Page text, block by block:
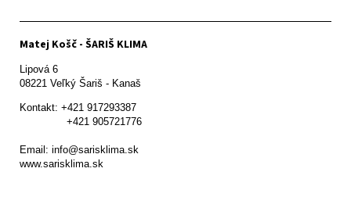
Matej Košč - ŠARIŠ KLIMA
Lipová 6
08221 Veľký Šariš - Kanaš
Kontakt: +421 917293387
Email: info@sarisklima.sk
www.sarisklima.sk